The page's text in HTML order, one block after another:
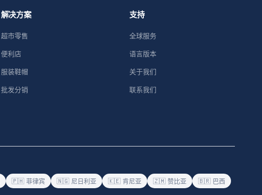
解决方案
超市零售
便利店
服装鞋帽
批发分销
支持
全球服务
语言版本
关于我们
联系我们
🇵🇭 菲律宾 🇳🇬 尼日利亚 🇰🇪 肯尼亚 🇿🇲 赞比亚
🇧🇷 巴西